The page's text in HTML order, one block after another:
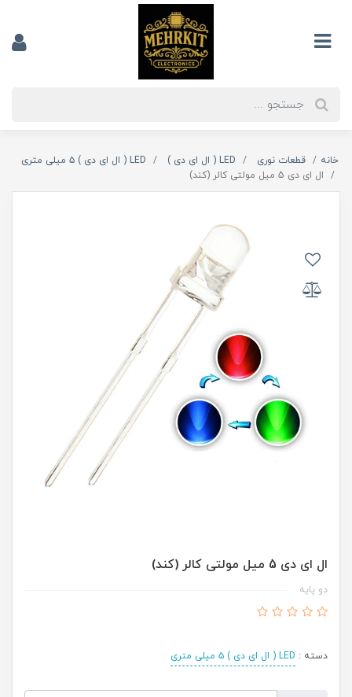
خانه قطعات نوری LED ( ال ای دی )
LED ( ال ای دی ) ۵ میلی متری
ال ای دی 5 میل مولتی کالر (کند)
ال ای دی 5 میل مولتی کالر (کند)
دو پایه
دسته : LED ( ال ای دی ) ۵ میلی متری